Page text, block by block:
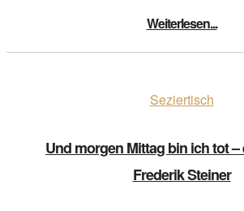
Weiterlesen...
Seziertisch
Und morgen Mittag bin ich tot
Frederik Steiner